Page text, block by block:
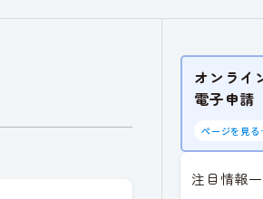
オンライ
電子申請
ページを見る
注目情報